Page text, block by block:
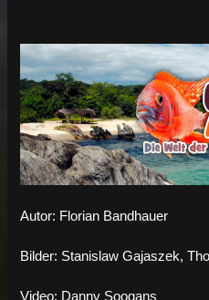
Autor: Florian Bandhauer
Bilder: Stanislaw Gajaszek,
Video: Danny Soogans